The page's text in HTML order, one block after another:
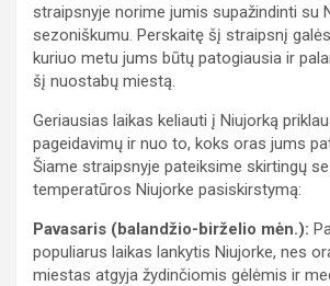
straipsnyje norime jumis supažindinti su
sezoniškumu. Perskaitę šį straipsnį
kuriuo metu jums būtų patogiausia ir
šį nuostabų miestą.
Geriausias laikas keliauti į Niujorką
pageidavimų ir nuo to, koks oras jums
Šiame straipsnyje pateiksime skirtingų
temperatūros Niujorke pasiskirstymą:
Pavasaris (balandžio-birželio mėn.):
populiarus laikas lankytis Niujorke, nes
miestas atgyja žydinčiomis gėlėmis ir